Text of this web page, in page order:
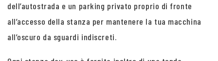
dell’autostrada e un parking privato proprio di fronte
all’accesso della stanza per mantenere la tua macchina
all’oscuro da sguardi indiscreti.